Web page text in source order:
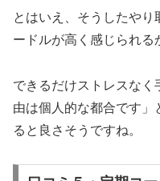
とはいえ、そうしたや
ードルが高く感じられる
できるだけストレスなく
由は個人的な都合です」
ると良さそうですね。